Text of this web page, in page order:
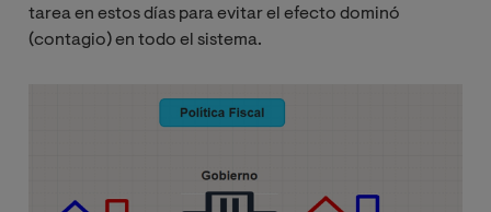
tarea en estos días para evitar el efecto dominó
(contagio) en todo el sistema.
Image